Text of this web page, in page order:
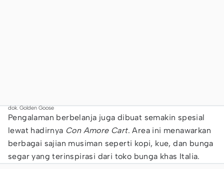
dok. Golden Goose
Pengalaman berbelanja juga dibuat semakin spesial
lewat hadirnya Con Amore Cart. Area ini menawarkan
berbagai sajian musiman seperti kopi, kue, dan bunga
segar yang terinspirasi dari toko bunga khas Italia.